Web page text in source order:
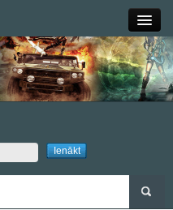
Close
Forums
Grupas